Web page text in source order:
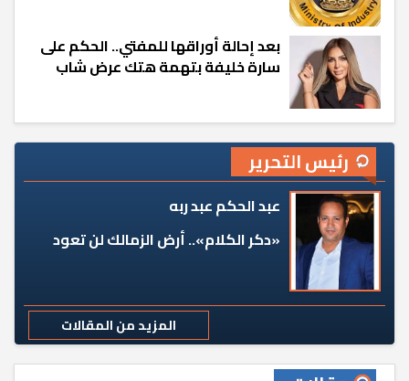
بعد إحالة أوراقها للمفتي.. الحكم على
سارة خليفة بتهمة هتك عرض شاب
رئيس التحرير
عبد الحكم عبد ربه
«دكر الكلام».. أرض الزمالك لن تعود
المزيد من المقالات